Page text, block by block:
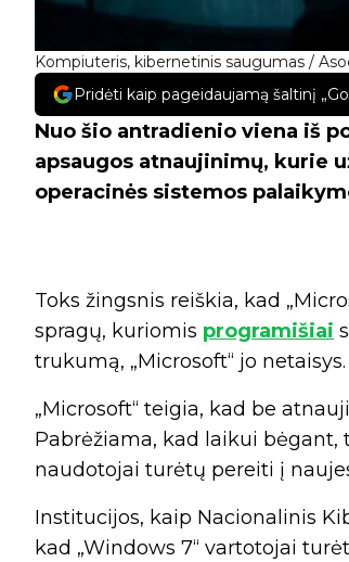
Kompiuteris, kibernetinis saugumas /
Pridėti kaip pageidaujamą šaltinį
Nuo šio antradienio viena iš
apsaugos atnaujinimų, kurie
operacinės sistemos
Toks žingsnis reiškia, kad
spragų, kuriomis programišiai
trukumą, „Microsoft“ jo netaisys.
„Microsoft“ teigia, kad be
Pabrėžiama, kad laikui
naudotojai turėtų pereiti į
Institucijos, kaip Nacionalinis
kad „Windows 7“ vartotojai